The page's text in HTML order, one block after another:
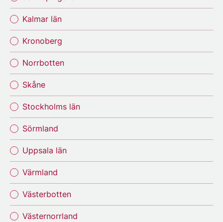
Kalmar län
Kronoberg
Norrbotten
Skåne
Stockholms län
Sörmland
Uppsala län
Värmland
Västerbotten
Västernorrland